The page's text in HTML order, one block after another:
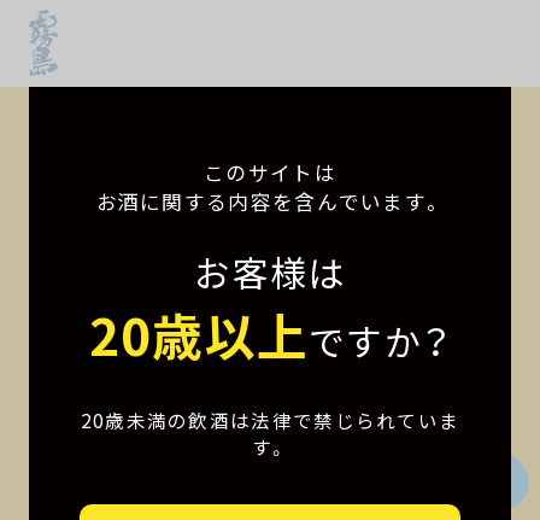
このサイトは
お酒に関する内容を含んでいます。
お客様は
20歳以上ですか？
20歳未満の飲酒は法律で禁じられていま
す。